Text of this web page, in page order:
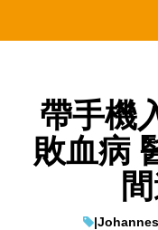
帶手機
敗血病
|Johannes